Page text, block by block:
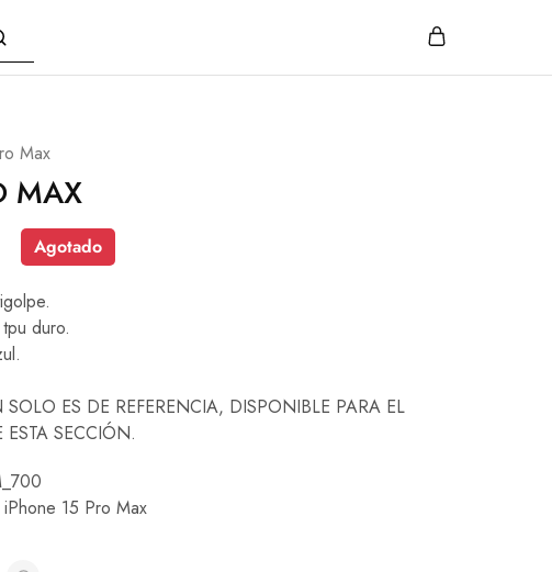
Max
MAX
Agotado
duro.
ES DE REFERENCIA, DISPONIBLE PARA EL
SECCIÓN.
iPhone 15 Pro Max